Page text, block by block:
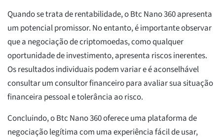
Quando se trata de rentabilidade, o Btc Nano 360 apresenta
um potencial promissor. No entanto, é importante observar
que a negociação de criptomoedas, como qualquer
oportunidade de investimento, apresenta riscos inerentes.
Os resultados individuais podem variar e é aconselhável
consultar um consultor financeiro para avaliar sua situação
financeira pessoal e tolerância ao risco.
Concluindo, o Btc Nano 360 oferece uma plataforma de
negociação legítima com uma experiência fácil de usar,